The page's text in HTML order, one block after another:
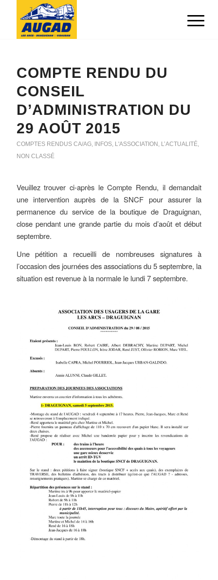
COMPTE RENDU DU
CONSEIL
D’ADMINISTRATION DU
29 AOÛT 2015
COMPTES RENDUS CA/AG, INFOS, L'ASSOCIATION , L’ACTUALITÉ,
NON CLASSÉ
Veuillez trouver ci-après le Compte Rendu, il demandait
une intervention auprès de la SNCF pour assurer la
permanence du service de la boutique de Draguignan,
close pendant une grande partie du mois d’août et début
septembre.
Une pétition a recueilli de nombreuses signatures à
l’occasion des journées des associations du 5 septembre, la
situation est revenue à la normale le lundi 7 septembre.